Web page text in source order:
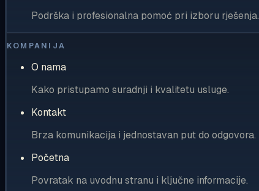
Podrška i profesionalna pomoć pri izboru rješenja.
KOMPANIJA
O nama
Kako pristupamo suradnji i kvalitetu usluge.
Kontakt
Brza komunikacija i jednostavan put do odgovora.
Početna
Povratak na uvodnu stranu i ključne informacije.